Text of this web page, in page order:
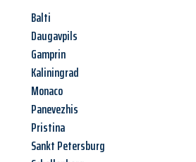
Balti
Daugavpils
Gamprin
Kaliningrad
Monaco
Panevezhis
Pristina
Sankt Petersburg